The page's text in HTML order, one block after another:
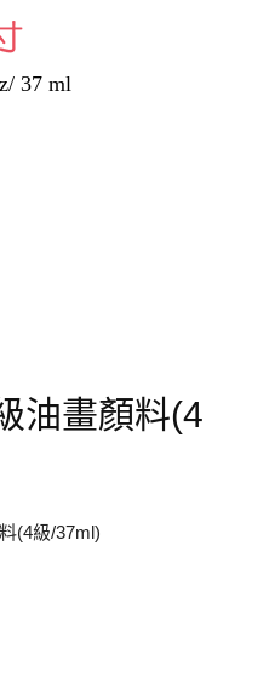
37 ml
油畫顏料(4
(4級/37ml)